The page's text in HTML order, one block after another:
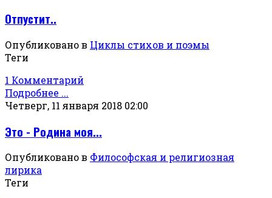
Отпустит..
Опубликовано в Циклы стихов и поэмы
Теги
1 Комментарий
Подробнее ...
Четверг, 11 января 2018 02:00
Это - Родина моя...
Опубликовано в Философская и религиозная
лирика
Теги